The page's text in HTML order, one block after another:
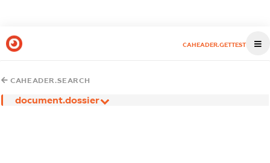
CAHEADER.GETTEST
CAHEADER.SEARCH
document.dossier